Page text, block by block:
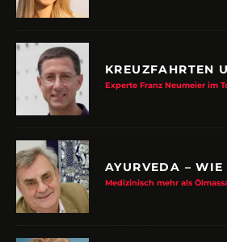
KREUZFAHRTEN
Experte Franz Neumeier im
AYURVEDA – WIE
Medizinisch mehr als